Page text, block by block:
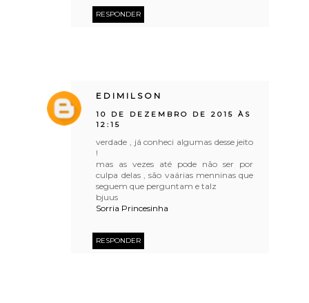
RESPONDER
EDIMILSON
10 DE DEZEMBRO DE 2015 ÀS
12:15
verdade , já conheci algumas desse jeito
!
mas as vezes até pode não ser por
culpa delas , são vaárias menninas que
seguem que perguntam e talz
bjuus
Sorria Princesinha
RESPONDER